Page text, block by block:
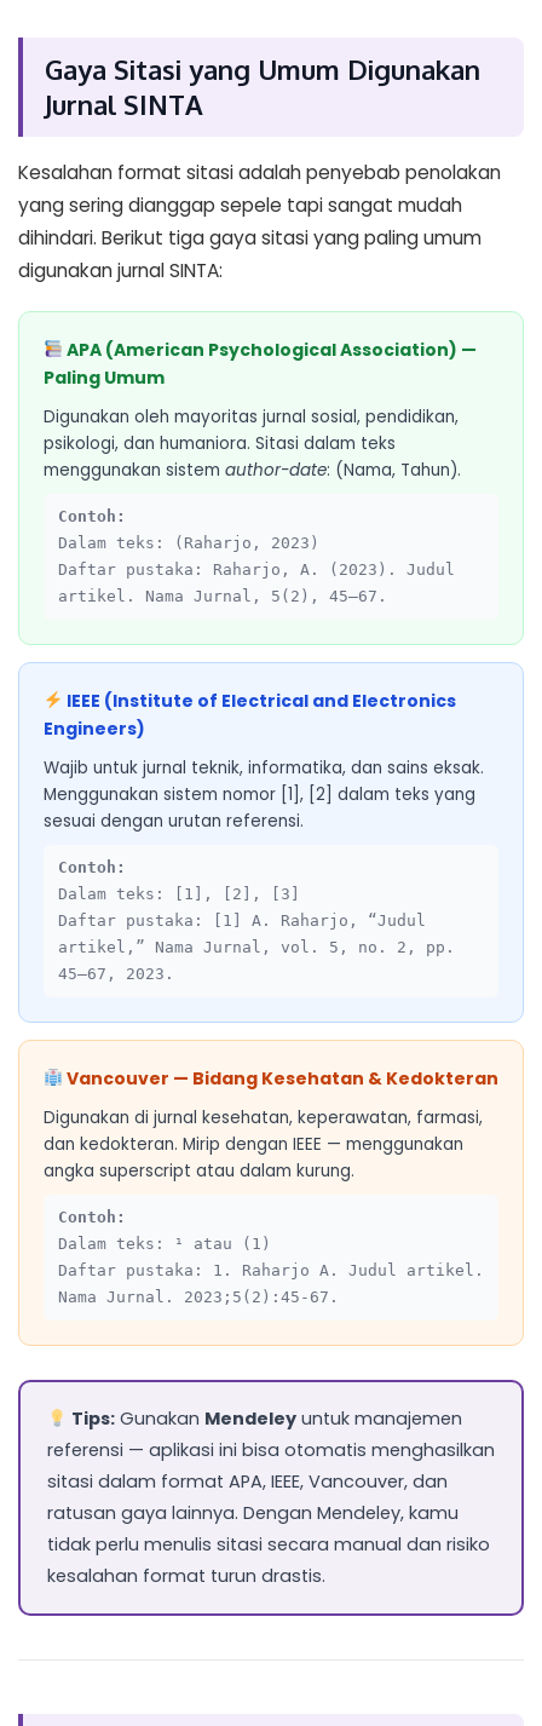
Gaya Sitasi yang Umum Digunakan
Jurnal SINTA
Kesalahan format sitasi adalah penyebab penolakan
yang sering dianggap sepele tapi sangat mudah
dihindari. Berikut tiga gaya sitasi yang paling umum
digunakan jurnal SINTA:
APA (American Psychological Association) —
Paling Umum
Digunakan oleh mayoritas jurnal sosial, pendidikan,
psikologi, dan humaniora. Sitasi dalam teks
menggunakan sistem author-date: (Nama, Tahun).
Contoh:
Dalam teks: (Raharjo, 2023)
Daftar pustaka: Raharjo, A. (2023). Judul
artikel. Nama Jurnal, 5(2), 45–67.
IEEE (Institute of Electrical and Electronics
Engineers)
Wajib untuk jurnal teknik, informatika, dan sains eksak.
Menggunakan sistem nomor [1], [2] dalam teks yang
sesuai dengan urutan referensi.
Contoh:
Dalam teks: [1], [2], [3]
Daftar pustaka: [1] A. Raharjo, “Judul
artikel,” Nama Jurnal, vol. 5, no. 2, pp.
45–67, 2023.
Vancouver — Bidang Kesehatan & Kedokteran
Digunakan di jurnal kesehatan, keperawatan, farmasi,
dan kedokteran. Mirip dengan IEEE — menggunakan
angka superscript atau dalam kurung.
Contoh:
Dalam teks: ¹ atau (1)
Daftar pustaka: 1. Raharjo A. Judul artikel.
Nama Jurnal. 2023;5(2):45-67.
Tips: Gunakan Mendeley untuk manajemen
referensi — aplikasi ini bisa otomatis menghasilkan
sitasi dalam format APA, IEEE, Vancouver, dan
ratusan gaya lainnya. Dengan Mendeley, kamu
tidak perlu menulis sitasi secara manual dan risiko
kesalahan format turun drastis.